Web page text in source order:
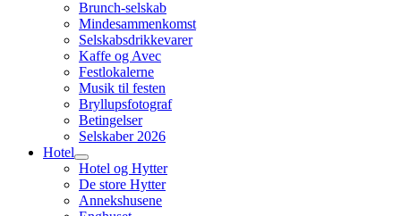
Brunch-selskab
Mindesammenkomst
Selskabsdrikkevarer
Kaffe og Avec
Festlokalerne
Musik til festen
Bryllupsfotograf
Betingelser
Selskaber 2026
Hotel
Hotel og Hytter
De store Hytter
Annekshusene